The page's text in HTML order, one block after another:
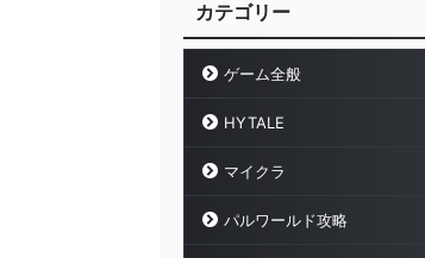
カテゴリー
ゲーム全般
HYTALE
マイクラ
パルワールド攻略